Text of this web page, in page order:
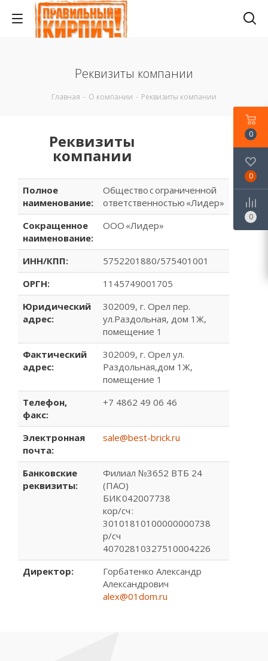
Реквизиты компании
Главная - О компании - Реквизиты компании
Реквизиты
компании
Полное
наименование:
Общество с ограниченной
ответственностью «Лидер»
Сокращенное
наименование:
ООО «Лидер»
ИНН/КПП:
5752201880/575401001
ОРГН:
1145749001705
Юридический
адрес:
302009, г. Орел пер.
ул.Раздольная, дом 1Ж,
помещение 1
Фактический
адрес:
302009, г. Орел ул.
Раздольная,дом 1Ж,
помещение 1
Телефон,
факс:
+7 4862 49 06 46
Электронная
почта:
sale@best-brick.ru
Банковские
реквизиты:
Филиал №3652 ВТБ 24
(ПАО)
БИК 042007738
кор/сч :
30101810100000000738
р/сч
40702810327510004226
Директор:
Горбатенко Александр
Александрович
alex@01dom.ru
0
0
0